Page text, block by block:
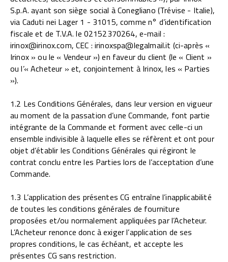
S.p.A. ayant son siège social à Conegliano (Trévise - Italie),
via Caduti nei Lager 1 - 31015, comme n° d’identification
fiscale et de T.V.A. le 02152370264, e-mail :
irinox@irinox.com, CEC : irinoxspa@legalmail.it (ci-après «
Irinox » ou le « Vendeur ») en faveur du client (le « Client »
ou l’« Acheteur » et, conjointement à Irinox, les « Parties
»).
1.2 Les Conditions Générales, dans leur version en vigueur
au moment de la passation d’une Commande, font partie
intégrante de la Commande et forment avec celle-ci un
ensemble indivisible à laquelle elles se réfèrent et ont pour
objet d’établir les Conditions Générales qui régiront le
contrat conclu entre les Parties lors de l’acceptation d’une
Commande.
1.3 L’application des présentes CG entraîne l’inapplicabilité
de toutes les conditions générales de fourniture
proposées et/ou normalement appliquées par l’Acheteur.
L’Acheteur renonce donc à exiger l’application de ses
propres conditions, le cas échéant, et accepte les
présentes CG sans restriction.